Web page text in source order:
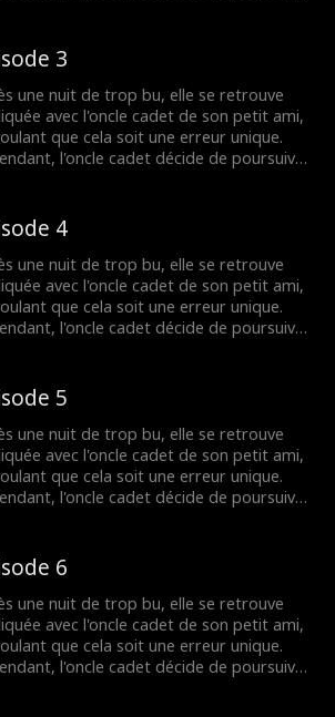
sœur, qui la provoque à plusieurs
Face à cette trahison et à ces
continues, comment va-t-elle
3
une nuit de trop bu, elle se retrouve
avec l'oncle cadet de son petit ami,
que cela soit une erreur unique.
l'oncle cadet décide de poursuivre
sœur, qui la provoque à plusieurs
Face à cette trahison et à ces
continues, comment va-t-elle
4
une nuit de trop bu, elle se retrouve
avec l'oncle cadet de son petit ami,
que cela soit une erreur unique.
l'oncle cadet décide de poursuivre
sœur, qui la provoque à plusieurs
Face à cette trahison et à ces
continues, comment va-t-elle
5
une nuit de trop bu, elle se retrouve
avec l'oncle cadet de son petit ami,
que cela soit une erreur unique.
l'oncle cadet décide de poursuivre
sœur, qui la provoque à plusieurs
Face à cette trahison et à ces
continues, comment va-t-elle
6
une nuit de trop bu, elle se retrouve
avec l'oncle cadet de son petit ami,
que cela soit une erreur unique.
l'oncle cadet décide de poursuivre